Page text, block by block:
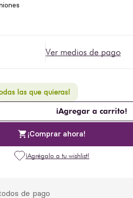
Ver medios de pago
las que quieras!
¡Agregar a carrito!
¡Comprar ahora!
de pago